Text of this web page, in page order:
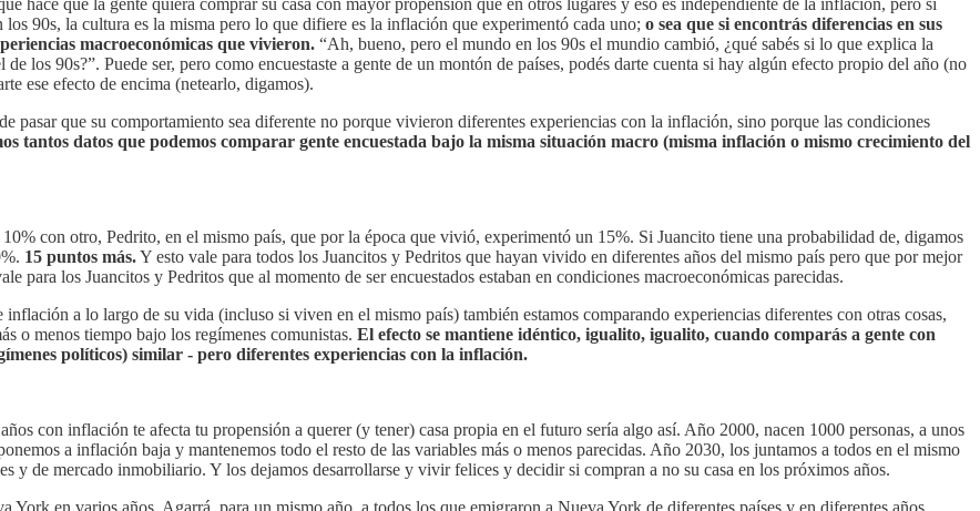
que la gente quiera comprar su casa con mayor propensión que en otros lugares y eso es independiente de la inflación, pero si
90s, la cultura es la misma pero lo que difiere es la inflación que experimentó cada uno; o sea que si encontrás diferencias en sus
macroeconómicas que vivieron. “Ah, bueno, pero el mundo en los 90s el mundio cambió, ¿qué sabés si lo que explica la
los 90s?”. Puede ser, pero como encuestaste a gente de un montón de países, podés darte cuenta si hay algún efecto propio del año (no
ese efecto de encima (netearlo, digamos).
pasar que su comportamiento sea diferente no porque vivieron diferentes experiencias con la inflación, sino porque las condiciones
tantos datos que podemos comparar gente encuestada bajo la misma situación macro (misma inflación o mismo crecimiento del
con otro, Pedrito, en el mismo país, que por la época que vivió, experimentó un 15%. Si Juancito tiene una probabilidad de, digamos
15 puntos más.Y esto vale para todos los Juancitos y Pedritos que hayan vivido en diferentes años del mismo país pero que por mejor
para los Juancitos y Pedritos que al momento de ser encuestados estaban en condiciones macroeconómicas parecidas.
a lo largo de su vida (incluso si viven en el mismo país) también estamos comparando experiencias diferentes con otras cosas,
o menos tiempo bajo los regímenes comunistas. El efecto se mantiene idéntico, igualito, igualito, cuando comparás a gente con
políticos) similar - pero diferentes experiencias con la inflación.
con inflación te afecta tu propensión a querer (y tener) casa propia en el futuro sería algo así. Año 2000, nacen 1000 personas, a unos
a inflación baja y mantenemos todo el resto de las variables más o menos parecidas. Año 2030, los juntamos a todos en el mismo
y de mercado inmobiliario. Y los dejamos desarrollarse y vivir felices y decidir si compran a no su casa en los próximos años.